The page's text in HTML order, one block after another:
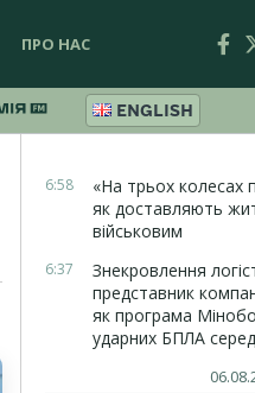
ПРО НАС
ENGLISH
6:58
«На трьох колесах
як доставляють
військовим
6:37
Знекровлення
представник
як програма
ударних БПЛА